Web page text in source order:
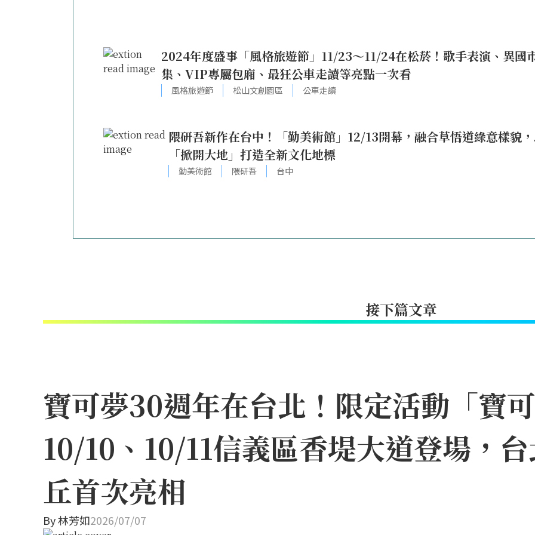
2024年度盛事「風格旅遊節」11/23～11/24在松菸！歌手表演、異國
集、VIP專屬包廂、最狂公車走讀等亮點一次看
風格旅遊節 松山文創園區 公車走讀
隈研吾新作在台中！「勤美術館」12/13開幕，融合草悟道綠意樣貌
「掀開大地」打造全新文化地標
勤美術館 隈研吾 台中
接下篇文章
寶可夢30週年在台北！限定活動「寶
10/10、10/11信義區香堤大道登場，
丘首次亮相
By林芳如2026/07/07